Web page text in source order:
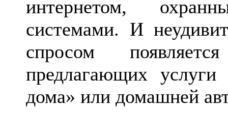
интернетом,
системами. И
спросом
предлагающих
дома» или домашней